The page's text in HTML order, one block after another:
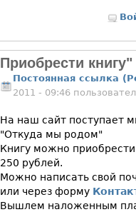
Приобрести
Постоянная ссылка
2011 - 09:46
На наш сайт поступает
"Откуда мы родом"
Книгу можно
250 рублей.
Можно написать свой
или через форму
Вышлем наложенным